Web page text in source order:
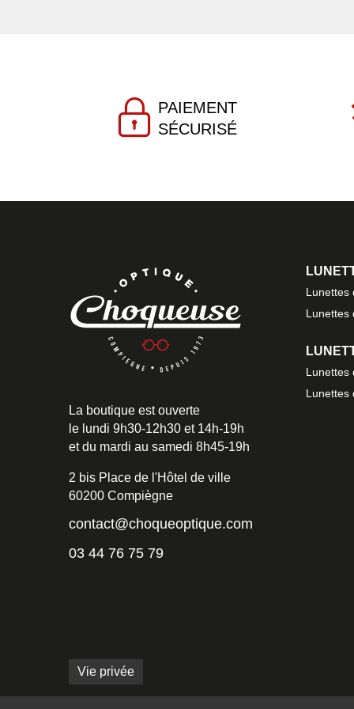
PAIEMENT
SÉCURISÉ
La boutique est ouverte
le lundi 9h30-12h30 et 14h-19h
et du mardi au samedi 8h45-19h
2 bis Place de l'Hôtel de ville
60200 Compiègne
contact@choqueoptique.com
03 44 76 75 79
Lunettes
Lunettes
Lunettes
Lunettes
Vie privée